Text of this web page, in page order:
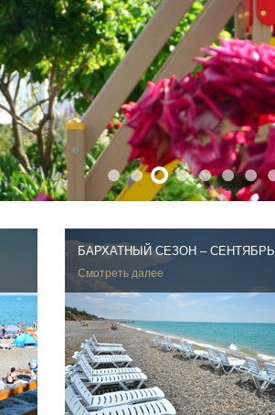
БАРХАТНЫЙ СЕЗОН – СЕНТЯБРЬ
Смотреть далее